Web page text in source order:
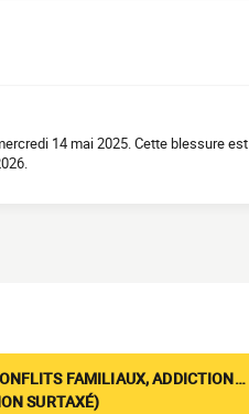
14 mai 2025. Cette blessure est
FAMILIAUX, ADDICTION…
SURTAXÉ)